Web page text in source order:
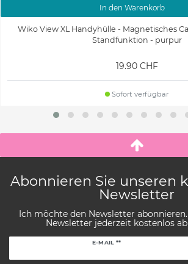
In den Warenkorb
Wiko View XL Handyhülle - Magnetisches
Standfunktion - purpur
19.90 CHF
Sofort verfügbar
Abonnieren Sie unseren
Newsletter
Ich möchte den Newsletter
Newsletter jederzeit kostenlos
E-MAIL **